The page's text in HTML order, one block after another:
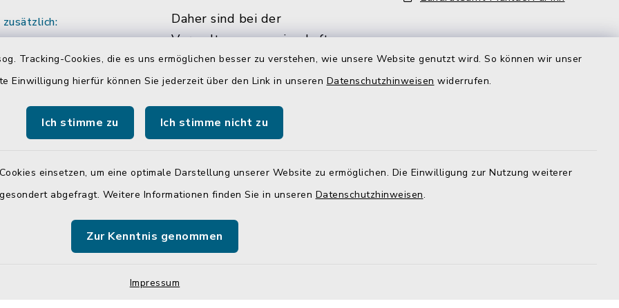
Tracking-Cookies, die es uns ermöglichen besser zu verstehen, wie unsere Website genutzt wird. So können wir unser
Einwilligung hierfür können Sie jederzeit über den Link in unseren Datenschutzhinweisen widerrufen.
Ich stimme zu Ich stimme nicht zu
einsetzen, um eine optimale Darstellung unserer Website zu ermöglichen. Die Einwilligung zur Nutzung weiterer
abgefragt. Weitere Informationen finden Sie in unseren Datenschutzhinweisen.
Zur Kenntnis genommen
Impressum
mit den
innen.
Daher sind bei der
Verwaltungsgemeinschaft
Neumarkt-Sankt Veit mehr als
die Hälfte der Mitarbeiter und
beschäftigt. Das bedingt aber,
dass Sie Sachbearbeiter
Öffnungszeiten, nicht im Rathaus
antreffen.